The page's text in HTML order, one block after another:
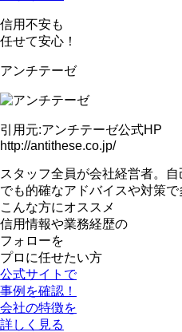
信用不安も
任せて安心！
アンチテーゼ
引用元:アンチテーゼ公式HP
http://antithese.co.jp/
スタッフ全員が会社経営者。
でも的確なアドバイスや対策で
こんな方にオススメ
信用情報や業務経歴の
フォローを
プロに任せたい方
公式サイトで
事例を確認！
会社の特徴を
詳しく見る